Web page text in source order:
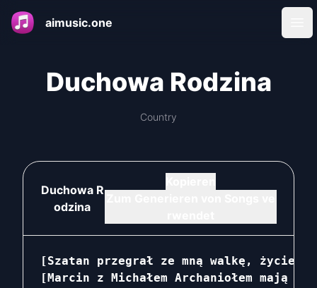
aimusic.one
Duchowa Rodzina
Country
Duchowa R
odzina
[Szatan przegrał ze mną walkę, życie
[Marcin z Michałem Archaniołem mają